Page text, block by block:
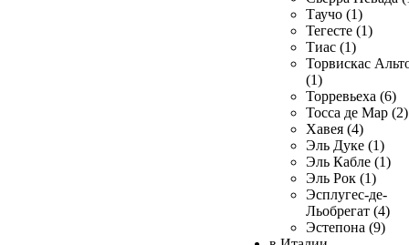
Таучо (1)
Тегесте (1)
Тиас (1)
Торвискас
(1)
Торревьеха (6)
Тосса де Мар (2)
Хавея (4)
Эль Дуке (1)
Эль Кабле (1)
Эль Рок (1)
Эсплугес-де-
Льобрегат (4)
Эстепона (9)